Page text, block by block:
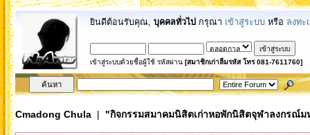
ยินดีต้อนรับคุณ, บุคคลทั่วไป กรุณา เข้าสู่ระบบ หรือ ลงทะ
เข้าสู่ระบบด้วยชื่อผู้ใช้ รหัสผ่าน [สมาชิกเก่าลืมรหัส โทร 081-7611760]
Cmadong Chula| "กิจกรรมสมาคมนิสิตเก่าหอพักนิสิตจุฬาลงกรณ์ม